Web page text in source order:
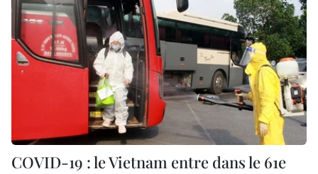
COVID-19 : le Vietnam entre dans le 61e